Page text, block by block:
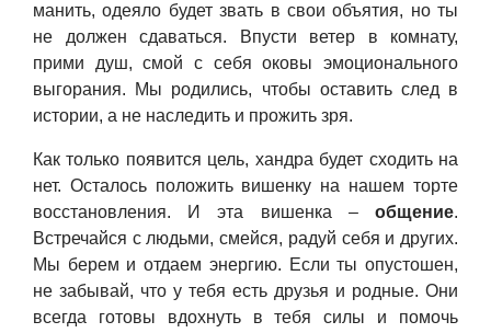
манить, одеяло будет звать в свои объятия, но ты
не должен сдаваться. Впусти ветер в комнату,
прими душ, смой с себя оковы эмоционального
выгорания. Мы родились, чтобы оставить след в
истории, а не наследить и прожить зря.
Как только появится цель, хандра будет сходить на
нет. Осталось положить вишенку на нашем торте
восстановления. И эта вишенка – общение.
Встречайся с людьми, смейся, радуй себя и других.
Мы берем и отдаем энергию. Если ты опустошен,
не забывай, что у тебя есть друзья и родные. Они
всегда готовы вдохнуть в тебя силы и помочь